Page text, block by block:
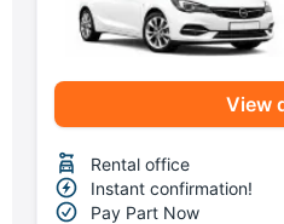
View
Rental office
Instant confirmation!
Pay Part Now